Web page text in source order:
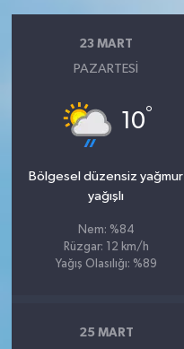
23 MART
PAZARTESI
10°
Bölgesel düzensiz yağmur
yağışlı
Nem: %84
Rüzgar: 12 km/h
Yağış Olasılığı: %89
25 MART